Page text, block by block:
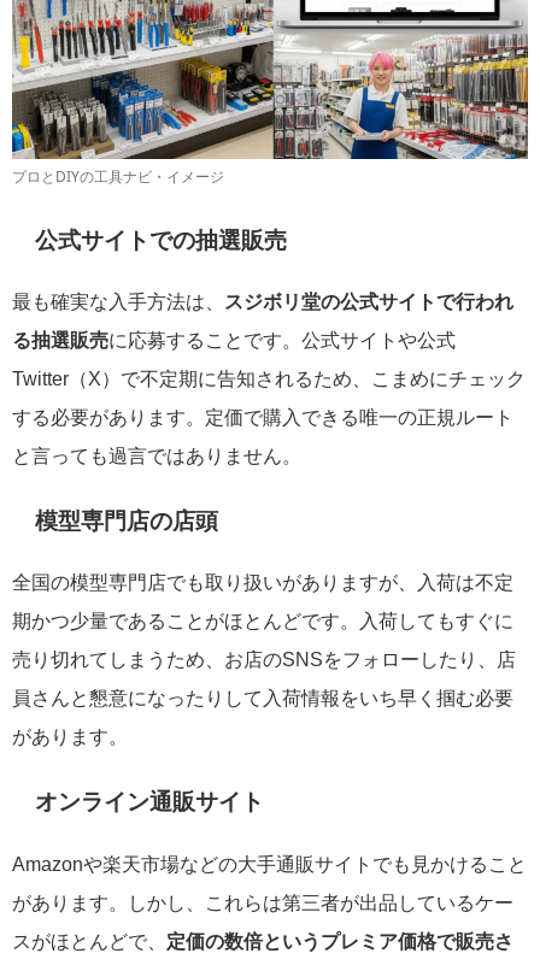
プロとDIYの工具ナビ・イメージ
公式サイトでの抽選販売
最も確実な入手方法は、
スジボリ堂の公式サイトで行われ
る抽選販売に応募することです。公式サイトや公式
Twitter（X）で不定期に告知されるため、こまめにチェック
する必要があります。定価で購入できる唯一の正規ルート
と言っても過言ではありません。
模型専門店の店頭
全国の模型専門店でも取り扱いがありますが、入荷は不定
期かつ少量であることがほとんどです。入荷してもすぐに
売り切れてしまうため、お店のSNSをフォローしたり、店
員さんと懇意になったりして入荷情報をいち早く掴む必要
があります。
オンライン通販サイト
Amazonや楽天市場などの大手通販サイトでも見かけること
があります。しかし、これらは第三者が出品しているケー
スがほとんどで、 定価の数倍というプレミア価格で販売さ